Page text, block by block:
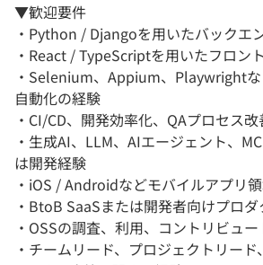
▼歓迎要件
・Python / Djangoを用いたバックエ
・React / TypeScriptを用いたフロン
・Selenium、Appium、Playwright
自動化の経験
・CI/CD、開発効率化、QAプロセス
・生成AI、LLM、AIエージェント、
は開発経験
・iOS / Androidなどモバイルアプリ
・BtoB SaaSまたは開発者向けプロ
・OSSの調査、利用、コントリビュ
・チームリード、プロジェクトリー